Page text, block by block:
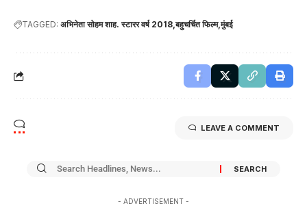
TAGGED: अभिनेता सोहम शाह. स्टारर वर्ष 2018 बहुचर्चित फिल्म मुंबई
LEAVE A COMMENT
- ADVERTISEMENT -